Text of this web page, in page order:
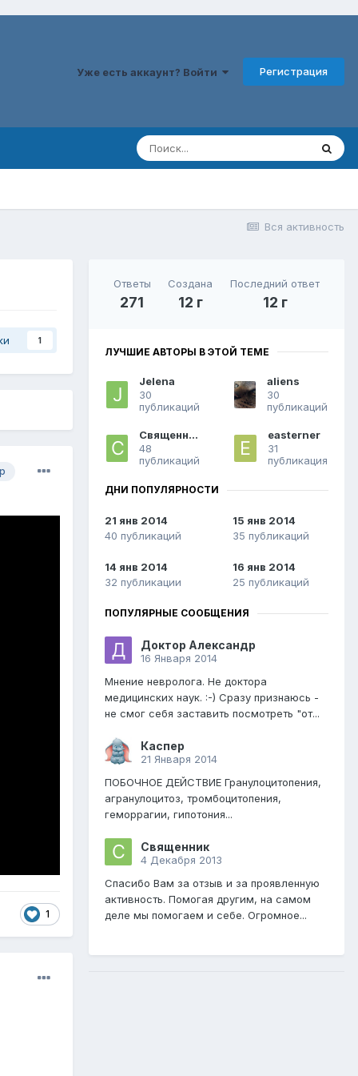
Уже есть аккаунт? Войти Регистрация
Вся активность
1
1
Ответы
271
Создана
12 г
Последний ответ
12 г
ЛУЧШИЕ АВТОРЫ В ЭТОЙ ТЕМЕ
Jelena
30
публикаций
aliens
30
публикаций
Священник
48
публикаций
easterner
31
публикация
ДНИ ПОПУЛЯРНОСТИ
21 янв 2014
40 публикаций
15 янв 2014
35 публикаций
14 янв 2014
32 публикации
16 янв 2014
25 публикаций
ПОПУЛЯРНЫЕ СООБЩЕНИЯ
Доктор Александр
16 Января 2014
Мнение невролога. Не доктора
медицинских наук. :-) Сразу признаюсь -
не смог себя заставить посмотреть "от...
Каспер
21 Января 2014
ПОБОЧНОЕ ДЕЙСТВИЕ Гранулоцитопения,
агранулоцитоз, тромбоцитопения,
геморрагии, гипотония...
Священник
4 Декабря 2013
Спасибо Вам за отзыв и за проявленную
активность. Помогая другим, на самом
деле мы помогаем и себе. Огромное...